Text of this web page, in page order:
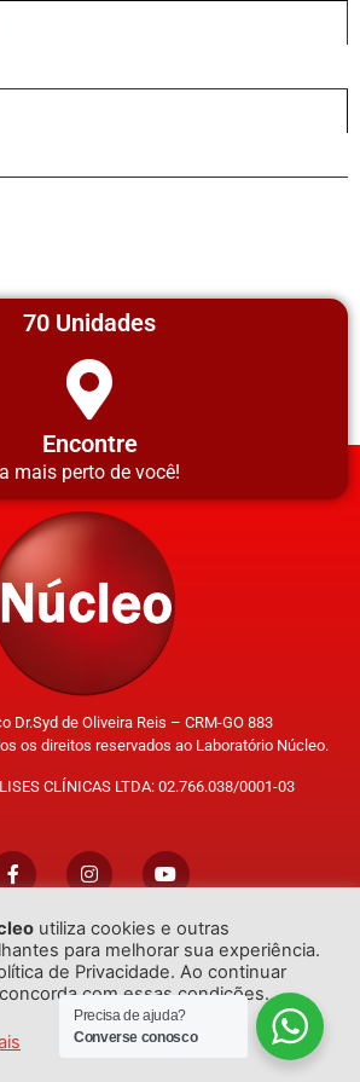
70 Unidades
Encontre
a mais perto de você!
Dr.Syd de Oliveira Reis – CRM-GO 883
os direitos reservados ao Laboratório Núcleo.
CLÍNICAS LTDA: 02.766.038/0001-03
Desenvolvido porGO!Sites
utiliza cookies e outras
para melhorar sua experiência.
de Privacidade. Ao continuar
com essas condições.
Precisa de ajuda?
Converse conosco